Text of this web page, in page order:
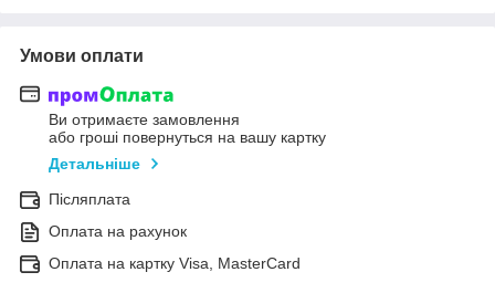
Умови оплати
Ви отримаєте замовлення
або гроші повернуться на вашу картку
Детальніше
Післяплата
Оплата на рахунок
Оплата на картку Visa, MasterCard